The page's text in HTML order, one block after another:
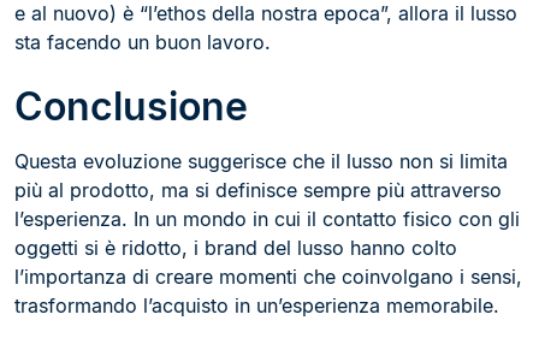
e al nuovo) è “l’ethos della nostra epoca”, allora il lusso
sta facendo un buon lavoro.
Conclusione
Questa evoluzione suggerisce che il lusso non si limita
più al prodotto, ma si definisce sempre più attraverso
l’esperienza. In un mondo in cui il contatto fisico con gli
oggetti si è ridotto, i brand del lusso hanno colto
l’importanza di creare momenti che coinvolgano i sensi,
trasformando l’acquisto in un’esperienza memorabile.